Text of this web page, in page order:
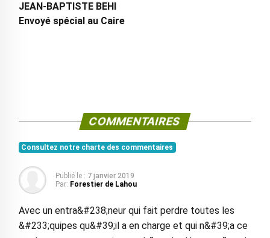
JEAN-BAPTISTE BEHI
Envoyé spécial au Caire
COMMENTAIRES
Consultez notre charte des commentaires
Publié le : 7 janvier 2019
Par: Forestier de Lahou
Avec un entra&#238;neur qui fait perdre toutes les
&#233;quipes qu&#39;il a en charge et qui n&#39;a ce